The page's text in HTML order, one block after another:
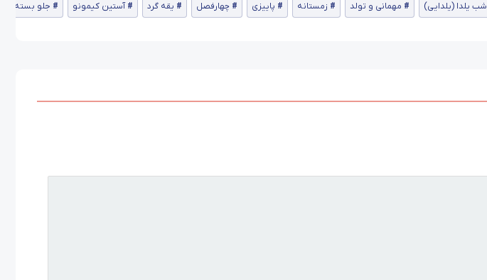
شب یلدا (یلدایی) مهمانی و تولد زمستانه پاییزی چهارفصل یقه گرد آستین کیمونو جلو بسته